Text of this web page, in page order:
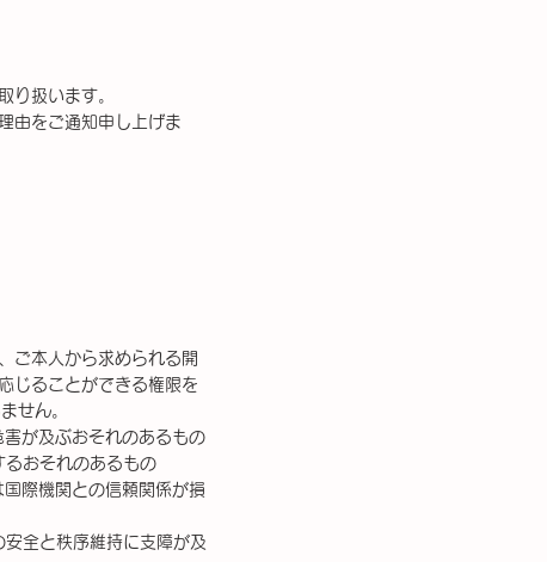
り扱います。
由をご通知申し上げま
ご本人から求められる開
じることができる権限を
せん。
が及ぶおそれのあるもの
おそれのあるもの
際機関との信頼関係が損
全と秩序維持に支障が及